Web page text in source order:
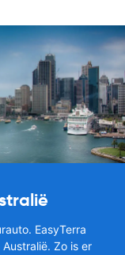
EasyTerra
Zo is er